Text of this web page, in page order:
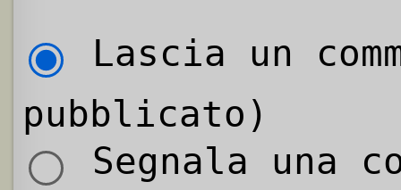
Lascia un
pubblicato)
Segnala una